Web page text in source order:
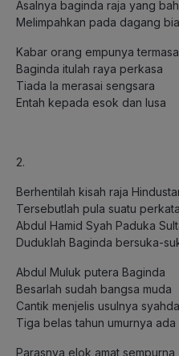
Asalnya baginda raja yang
Melimpahkan pada dagang
Kabar orang empunya termasa
Baginda itulah raya perkasa
Tiada Ia merasai sengsara
Entah kepada esok dan lusa
2.
Berhentilah kisah raja
Tersebutlah pula suatu
Abdul Hamid Syah Paduka
Duduklah Baginda bersuka-
Abdul Muluk putera Baginda
Besarlah sudah bangsa muda
Cantik menjelis usulnya syahda
Tiga belas tahun umurnya ada
Parasnya elok amat sempurna